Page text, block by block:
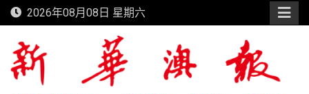
Skip
to
content
2026年08月08日 星期六